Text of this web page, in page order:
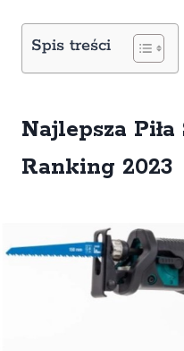
Spis treści
Najlepsza
Ranking 2023